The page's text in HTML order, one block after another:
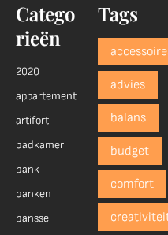
Catego
rieën
2020
appartement
artifort
badkamer
bank
banken
bansse
Tags
advies
balans
budget
comfort